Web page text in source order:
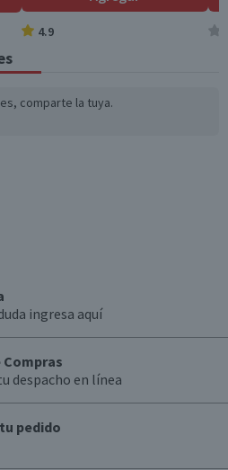
promedio (8400 kj / 2000 kcal)
4.9
comparte la tuya.
ingresa aquí
despacho en línea
pedido